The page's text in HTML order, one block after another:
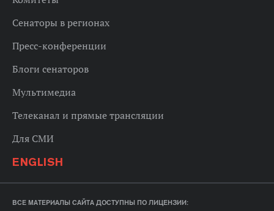
Сенаторы в регионах
Пресс-конференции
Блоги сенаторов
Мультимедиа
Телеканал и прямые трансляции
Для СМИ
ENGLISH
ВСЕ МАТЕРИАЛЫ САЙТА ДОСТУПНЫ ПО ЛИЦЕНЗИИ: